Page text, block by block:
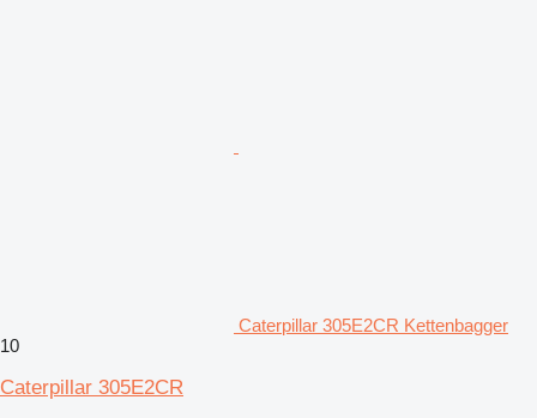
Caterpillar 305E2CR Kettenbagger
10
Caterpillar 305E2CR